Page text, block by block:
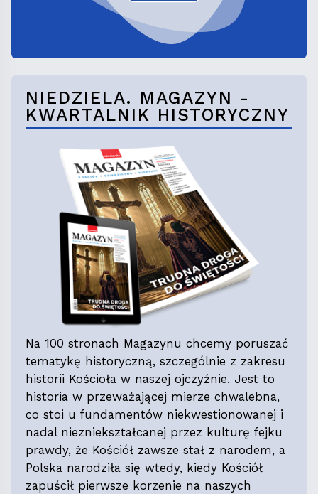
NIEDZIELA. MAGAZYN -
KWARTALNIK HISTORYCZNY
Na 100 stronach Magazynu chcemy poruszać
tematykę historyczną, szczególnie z zakresu
historii Kościoła w naszej ojczyźnie. Jest to
historia w przeważającej mierze chwalebna,
co stoi u fundamentów niekwestionowanej i
nadal niezniekształcanej przez kulturę fejku
prawdy, że Kościół zawsze stał z narodem, a
Polska narodziła się wtedy, kiedy Kościół
zapuścił pierwsze korzenie na naszych